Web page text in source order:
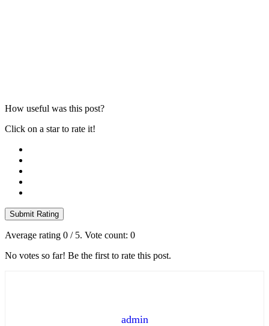
How useful was this post?
Click on a star to rate it!
Submit Rating
Average rating 0 / 5. Vote count: 0
No votes so far! Be the first to rate this post.
admin